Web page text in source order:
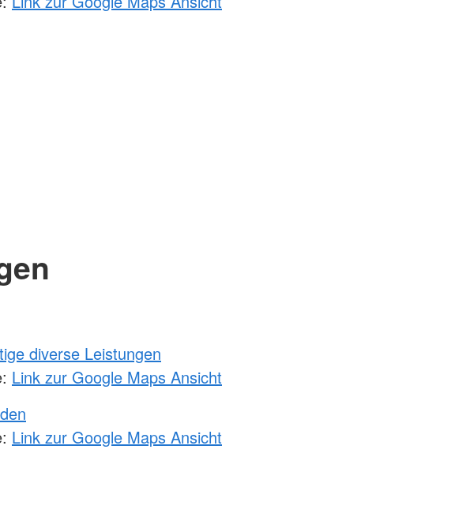
diverse Leistungen
Link zur Google Maps Ansicht
Link zur Google Maps Ansicht